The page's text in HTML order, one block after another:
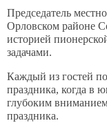
Социально-
Контакты
Председатель
Орловском районе
историей
задачами.
Каждый из гостей по
праздника, когда в
глубоким
праздника.